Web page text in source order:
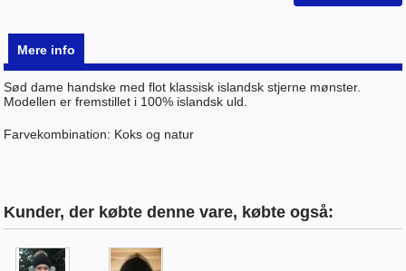
Mere info
Sød dame handske med flot klassisk islandsk stjerne mønster.
Modellen er fremstillet i 100% islandsk uld.
Farvekombination: Koks og natur
Kunder, der købte denne vare, købte også: